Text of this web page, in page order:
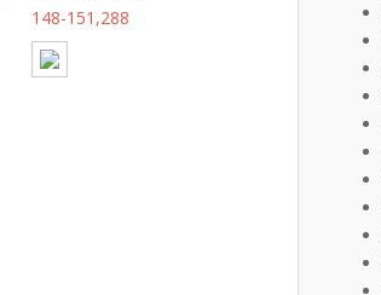
148-151,288